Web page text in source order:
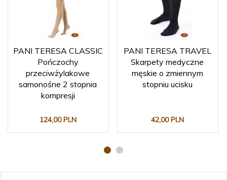
PANI TERESA CLASSIC
Pończochy
przeciwżylakowe
samonośne 2 stopnia
kompresji
124,00 PLN
PANI TERESA TRAVEL
Skarpety medyczne
męskie o zmiennym
stopniu ucisku
42,00 PLN